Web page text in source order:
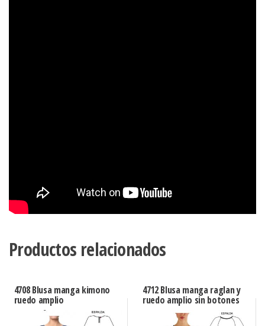
Productos relacionados
4708 Blusa manga kimono
ruedo amplio
4712 Blusa manga raglan y
ruedo amplio sin botones